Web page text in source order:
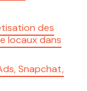
des
locaux dans
Snapchat,